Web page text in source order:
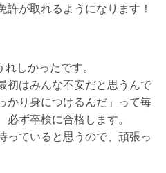
許が取れるようになります！
しかったです。
初はみんな不安だと思うんで
かり身につけるんだ」って毎
必ず卒検に合格します。
っていると思うので、頑張っ